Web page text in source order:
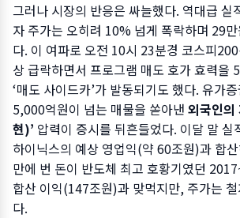
그러나 시장의 반응은 싸늘했다. 역대급 실
자 주가는 오히려 10% 넘게 폭락하며 29
다. 이 여파로 오전 10시 23분경 코스피
상 급락하면서 프로그램 매도 호가 효력을
‘매도 사이드카’가 발동되기도 했다. 유가
5,000억원이 넘는 매물을 쏟아낸 외국인의
현)’ 압력이 증시를 뒤흔들었다. 이달 말 실
하이닉스의 예상 영업익(약 60조원)과 합
만에 번 돈이 반도체 최고 호황기였던
합산 이익(147조원)과 맞먹지만, 주가는
다.